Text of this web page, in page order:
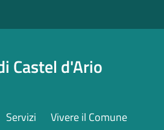
Castel d'Ario
Servizi Vivere il Comune